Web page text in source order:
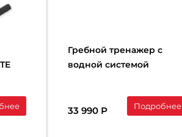
Гребной тренажер с
водной системой
WAVEFIT R100
33 990 Р Подробнее